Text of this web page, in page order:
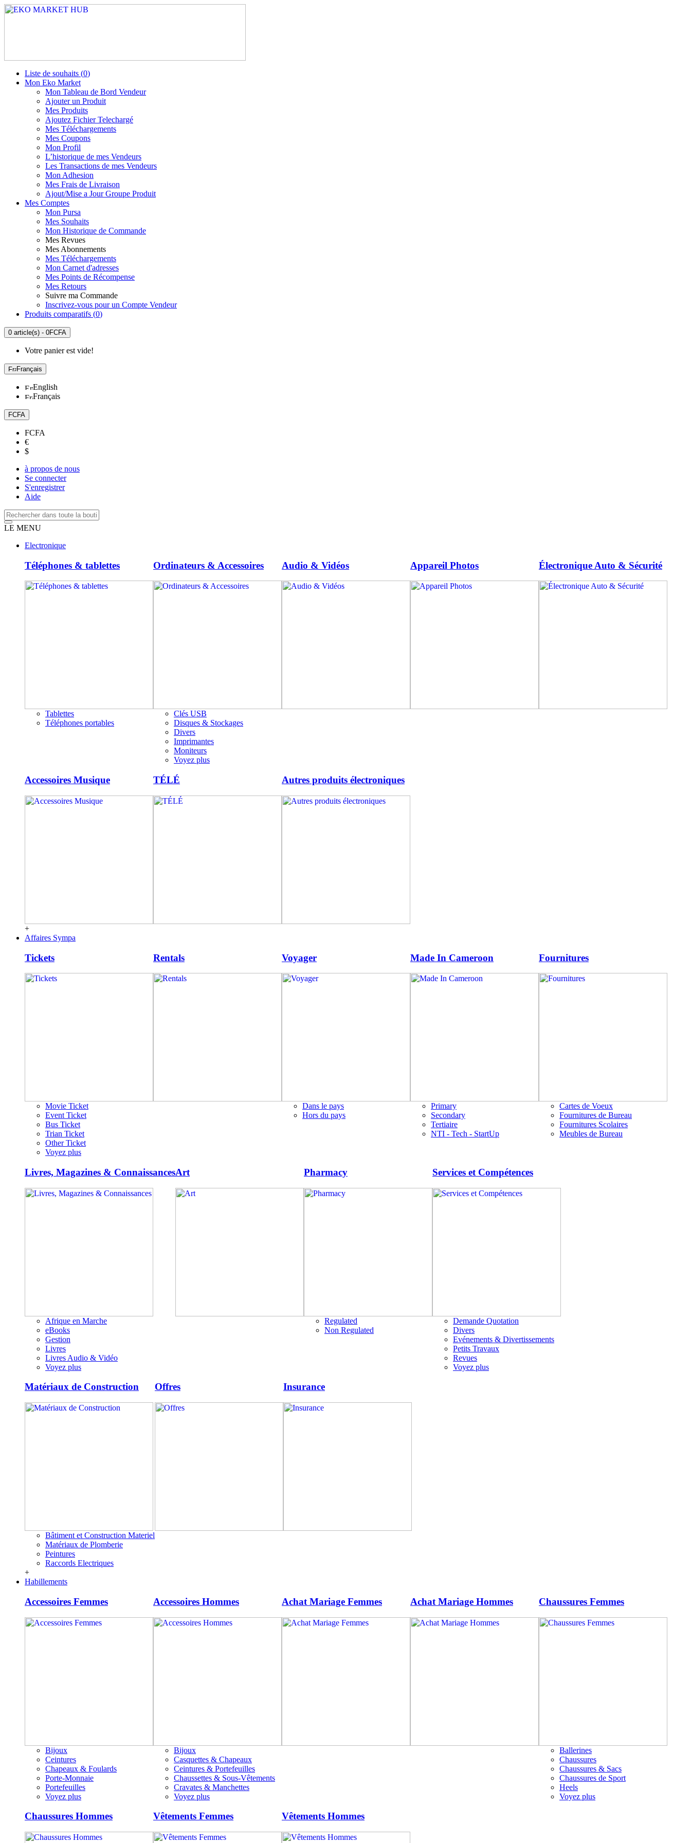
Liste de souhaits (0)
Mon Eko Market
Mon Tableau de Bord Vendeur
Ajouter un Produit
Mes Produits
Ajoutez Fichier Telechargé
Mes Téléchargements
Mes Coupons
Mon Profil
L’historique de mes Vendeurs
Les Transactions de mes Vendeurs
Mon Adhesion
Mes Frais de Livraison
Ajout/Mise a Jour Groupe Produit
Mes Comptes
Mon Pursa
Mes Souhaits
Mon Historique de Commande
Mes Revues
Mes Abonnements
Mes Téléchargements
Mon Carnet d'adresses
Mes Points de Récompense
Mes Retours
Suivre ma Commande
Inscrivez-vous pour un Compte Vendeur
Produits comparatifs (0)
0 article(s) - 0FCFA
Votre panier est vide!
Français
English
Français
FCFA
FCFA
€
$
à propos de nous
Se connecter
S'enregistrer
Aide
LE MENU
Electronique
Téléphones & tablettes
Tablettes
Téléphones portables
Ordinateurs & Accessoires
Clés USB
Disques & Stockages
Divers
Imprimantes
Moniteurs
Voyez plus
Audio & Vidéos Appareil Photos Électronique Auto & Sécurité
Accessoires Musique TÉLÉ Autres produits électroniques
+
Affaires Sympa
Tickets
Movie Ticket
Event Ticket
Bus Ticket
Trian Ticket
Other Ticket
Voyez plus
Rentals Voyager
Dans le pays
Hors du pays
Made In Cameroon
Primary
Secondary
Tertiaire
NTI - Tech - StartUp
Fournitures
Cartes de Voeux
Fournitures de Bureau
Fournitures Scolaires
Meubles de Bureau
Livres, Magazines & Connaissances
Afrique en Marche
eBooks
Gestion
Livres
Livres Audio & Vidéo
Voyez plus
Art Pharmacy
Regulated
Non Regulated
Services et Compétences
Demande Quotation
Divers
Evénements & Divertissements
Petits Travaux
Revues
Voyez plus
Matériaux de Construction
Bâtiment et Construction Materiel
Matériaux de Plomberie
Peintures
Raccords Electriques
Offres Insurance
+
Habillements
Accessoires Femmes
Bijoux
Ceintures
Chapeaux & Foulards
Porte-Monnaie
Portefeuilles
Voyez plus
Accessoires Hommes
Bijoux
Casquettes & Chapeaux
Ceintures & Portefeuilles
Chaussettes & Sous-Vêtements
Cravates & Manchettes
Voyez plus
Achat Mariage Femmes Achat Mariage Hommes Chaussures Femmes
Ballerines
Chaussures
Chaussures & Sacs
Chaussures de Sport
Heels
Voyez plus
Chaussures Hommes Vêtements Femmes Vêtements Hommes